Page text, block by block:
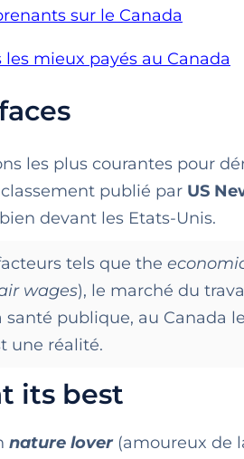
sur le Canada
les mieux payés au Canada
les plus courantes pour
publié par US
devant les Etats-Unis.
tels que the
wages), le marché du
publique, au Canada le
une réalité.
its best
nature lover(amoureux de